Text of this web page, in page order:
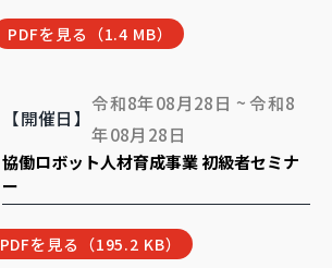
PDFを見る（1.4 MB）
【開催日】
令和8年08月28日 ~ 令和8
年08月28日
協働ロボット人材育成事業 初級者セミナ
ー
PDFを見る（195.2 KB）